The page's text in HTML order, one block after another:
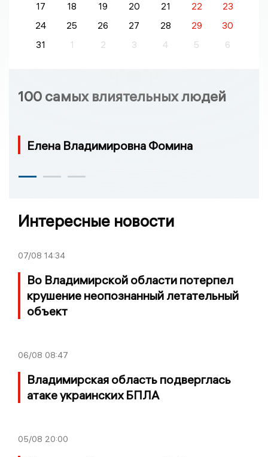
17 18 19 20 21 22
23
24
25 26 27 28 29
30
31
1 2 3 4 5 6
100 самых влиятельных людей
Елена Владимировна Фомина
Интересные новости
07/08 14:34
Во Владимирской области потерпел
крушение неопознанный летательный
объект
06/08 08:47
Владимирская область подверглась
атаке украинских БПЛА
05/08 20:00